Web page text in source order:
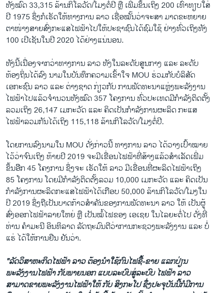
ທັງໝົດ 33,315 ລ້ານກິໂລວັດ/ໂມງຕໍ່ປີ ຫຼື ເພີ່ມຂຶ້ນເຖິງ 200 ເທົ່າທຽບໃສ່
ປີ 1975 ຊຶ່ງກໍເຮັດໃຫ້ທາງການ ລາວ ເຊື່ອໝັ້ນວ່າຈະສາ ມາດຂະຫຍາຍ
ຕາໜ່າງສາຍສົ່ງກະແສໄຟຟ້າໄປໃຫ້ປະຊາຊົນໄດ້ຊົມໃຊ້ ຢ່າງທົ່ວເຖິງທັງ
100 ເປີເຊັນໃນປີ 2020 ໄດ້ຢ່າງແນ່ນອນ.
ທັງນີ້ເນື່ອງຈາກວ່າທາງການ ລາວ ທັງໃນລະດັບສູນກາງ ແລະ ລະດັບ
ທ້ອງຖິ່ນໄດ້ລົງ ນາມໃນບັນທຶກຄວາມເຂົ້າໃຈ MOU ຮ່ວມກັບບໍລິສັດ
ເອກະຊົນ ລາວ ແລະ ຕ່າງຊາດ ກ່ຽວກັບ ການພັດທະນາແຫຼ່ງພະລັງງານ
ໄຟຟ້າໄປແລ້ວຈຳນວນທັງໝົດ 357 ໂຄງການ ທົ່ວປະເທດມີກຳລັງຕິດຕັ້ງ
ລວມເຖິງ 26,147 ເມກະວັດ ແລະ ຄິດເປັນກຳລັງການຜະລິດ ກະແສ
ໄຟຟ້າລວມກັນໄດ້ເຖິງ 115,118 ລ້ານກິໂລວັດ/ໂມງຕໍ່ປີ.
ໂດຍການລົງນາມໃນ MOU ດັ່ງກ່າວນີ້ ທາງການ ລາວ ໄດ້ວາງເປົ້າໝາຍ
ໄວ້ວ່າຈົນເຖິງ ທ້າຍປີ 2019 ຈະມີເຂື່ອນໄຟຟ້າທີ່ສ້າງແລ້ວສຳເລັດເພີ່ມ
ຂຶ້ນອີິກ 45 ໂຄງການ ຊຶ່ງຈະ ເຮັດໃຫ້ ລາວ ມີເຂື່ອນທີ່ຜະລິດໄຟຟ້າເຖິງ
85 ໂຄງການ ໂດຍມີກຳລັງຕິດຕັ້ງລວມ 10,000 ເມກະວັດ ແລະ ຄິດເປັນ
ກຳລັງການຜະລິດກະແສໄຟຟ້າໄດ້ເກືອບ 50,000 ລ້ານກິໂລວັດ/ໂມງໃນ
ປີ 2019 ຊຶ່ງຖືເປັນບາດກ້າວສຳຄັນຂອງການພັດທະນາ ລາວ ໃຫ້ ເປັນຜູ້
ສົ່ງອອກໄຟຟ້າລາຍໃຫຍ່ ຫຼື ເປັນໝໍ້ໄຟຂອງ ເອເຊຍ ໃນໄລຍະຕໍ່ໄປ ດັ່ງທີ່
ທ່ານ ຄຳມະນີ ອິນທິລາດ ລັດຖະມົນຕີວ່າການກະຊວງພະລັງງານ ແລະ ບໍ່
ແຮ່ ໄດ້ໃຫ້ການຢືນ ຢັນວ່າ.
"ລັດວິສາຫະກິດໄຟຟ້າ ລາວ ຕ້ອງນຳໃຊ້ກົນໄຟຊື້-ຂາຍ ແລກປ່ຽນ
ພະລັງງານໄຟຟ້າ ກັບພາຍນອກ ແບບລະບົບສູ່ລະບົບ ໄຟຟ້າ ລາວ
ສາມາດຂາຍພະລັງງານໄຟຟ້າໃຫ້ ກັບ ສິງກະໂປ ຊຶ່ງປະຈຸບັນນີ້ກໍມີການ